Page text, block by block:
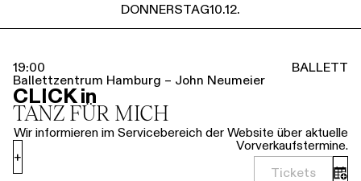
DONNERSTAG10.12.
19:00
Ballettzentrum Hamburg – John Neumeier
BALLETT
CLICK in
TANZ FÜR MICH
Wir informieren im Servicebereich der Website über aktuelle
Vorverkaufstermine.
Tickets
+